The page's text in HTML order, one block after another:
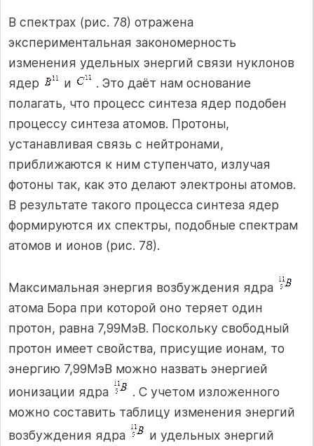
В спектрах (рис. 78) отражена
экспериментальная закономерность
изменения удельных энергий связи нуклонов
ядер
и
. Это даёт нам основание
полагать, что процесс синтеза ядер подобен
процессу синтеза атомов. Протоны,
устанавливая связь с нейтронами,
приближаются к ним ступенчато, излучая
фотоны так, как это делают электроны атомов.
В результате такого процесса синтеза ядер
формируются их спектры, подобные спектрам
атомов и ионов (рис. 78).
Максимальная энергия возбуждения ядра
атома Бора при которой оно теряет один
протон, равна 7,99МэВ. Поскольку свободный
протон имеет свойства, присущие ионам, то
энергию 7,99МэВ можно назвать энергией
ионизации ядра
. С учетом изложенного
можно составить таблицу изменения энергий
возбуждения ядра
и удельных энергий